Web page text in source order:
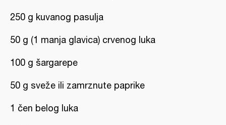
250 g kuvanog pasulja
50 g (1 manja glavica) crvenog luka
100 g šargarepe
50 g sveže ili zamrznute paprike
1 čen belog luka